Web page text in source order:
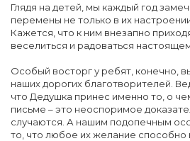
Глядя на детей, мы каждый год
перемены не только в их
Кажется, что к ним внезапно
веселиться и радоваться
Особый восторг у ребят, конечно,
наших дорогих благотворителей.
что Дедушка принес именно то, о
письме – это неоспоримое
случаются. А нашим подопечным
то, что любое их желание способно